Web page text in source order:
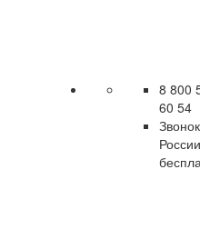
8 800
60 54
России